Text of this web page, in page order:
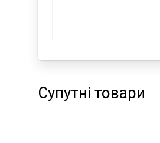
Супутні товари